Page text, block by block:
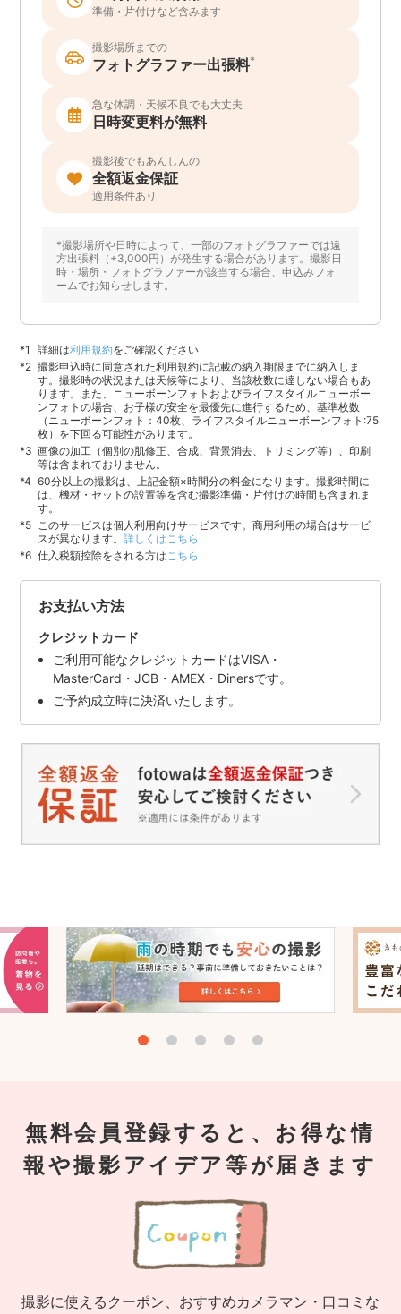
準備・片付けなど含みます
撮影場所までの
フォトグラファー出張料*
急な体調・天候不良でも大丈夫
日時変更料が無料
撮影後でもあんしんの
全額返金保証
適用条件あり
*撮影場所や日時によって、一部のフォトグラファーでは遠
方出張料（+3,000円）が発生する場合があります。撮影日
時・場所・フォトグラファーが該当する場合、申込みフォ
ームでお知らせします。
詳細は利用規約をご確認ください
撮影申込時に同意された利用規約に記載の納入期限までに納入しま
す。撮影時の状況または天候等により、当該枚数に達しない場合もあ
ります。また、ニューボーンフォトおよびライフスタイルニューボー
ンフォトの場合、お子様の安全を最優先に進行するため、基準枚数
（ニューボーンフォト：40枚、ライフスタイルニューボーンフォト:75
枚）を下回る可能性があります。
画像の加工（個別の肌修正、合成、背景消去、トリミング等）、印刷
等は含まれておりません。
60分以上の撮影は、上記金額×時間分の料金になります。撮影時間に
は、機材・セットの設置等を含む撮影準備・片付けの時間も含まれま
す。
このサービスは個人利用向けサービスです。商用利用の場合はサービ
スが異なります。詳しくはこちら
仕入税額控除をされる方はこちら
お支払い方法
クレジットカード
ご利用可能なクレジットカードはVISA・
MasterCard・JCB・AMEX・Dinersです。
ご予約成立時に決済いたします。
無料会員登録すると、お得な情
報や撮影アイデア等が届きます
撮影に使えるクーポン、おすすめカメラマン・口コミな